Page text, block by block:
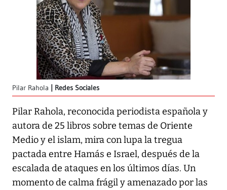
Pilar Rahola Redes Sociales
Pilar Rahola, reconocida periodista española y
autora de 25 libros sobre temas de Oriente
Medio y el islam, mira con lupa la tregua
pactada entre Hamás e Israel, después de la
escalada de ataques en los últimos días. Un
momento de calma frágil y amenazado por las